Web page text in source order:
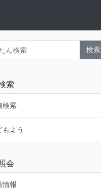
検索
索
検索
もよう
会
情報